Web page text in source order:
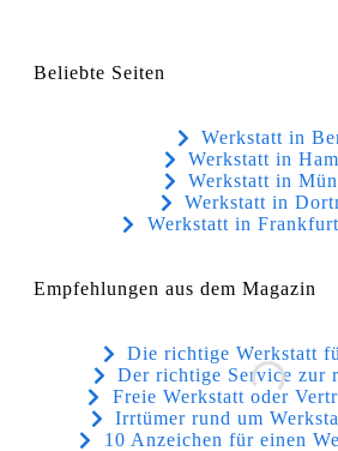
Beliebte Seiten
Werkstatt in
Werkstatt in
Werkstatt in
Werkstatt in
Werkstatt in
Empfehlungen aus dem Magazin
Die richtige Werkstatt
Der richtige Service zur
Freie Werkstatt oder
Irrtümer rund um
10 Anzeichen für einen